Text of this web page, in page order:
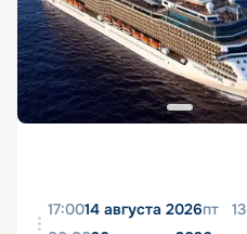
17:0014 августа 2026пт 13